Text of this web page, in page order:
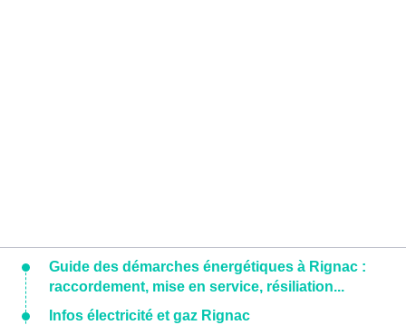
Guide des démarches énergétiques à Rignac :
raccordement, mise en service, résiliation...
Infos électricité et gaz Rignac